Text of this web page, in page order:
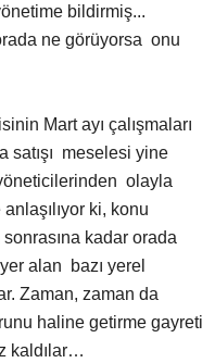
bildirmiş...
ne görüyorsa onu
Mart ayı çalışmaları
satışı meselesi yine
olayla
ki, konu
kadar orada
alan bazı yerel
Zaman, zaman da
haline getirme gayreti
kaldılar…